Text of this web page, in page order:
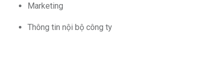
Marketing
Thông tin nội bộ công ty